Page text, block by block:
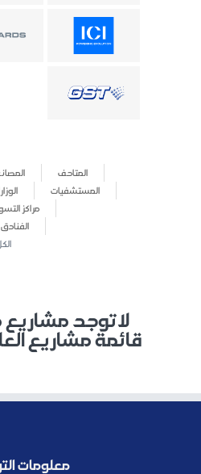
المتاحف
المستشفيات
مراكز
الفنادق
لاتوجد
قائمة مشاريع
معلومات